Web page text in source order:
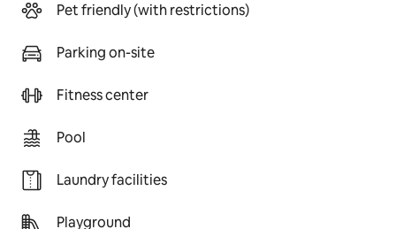
Pet friendly (with restrictions)
Parking on-site
Fitness center
Pool
Laundry facilities
Playground